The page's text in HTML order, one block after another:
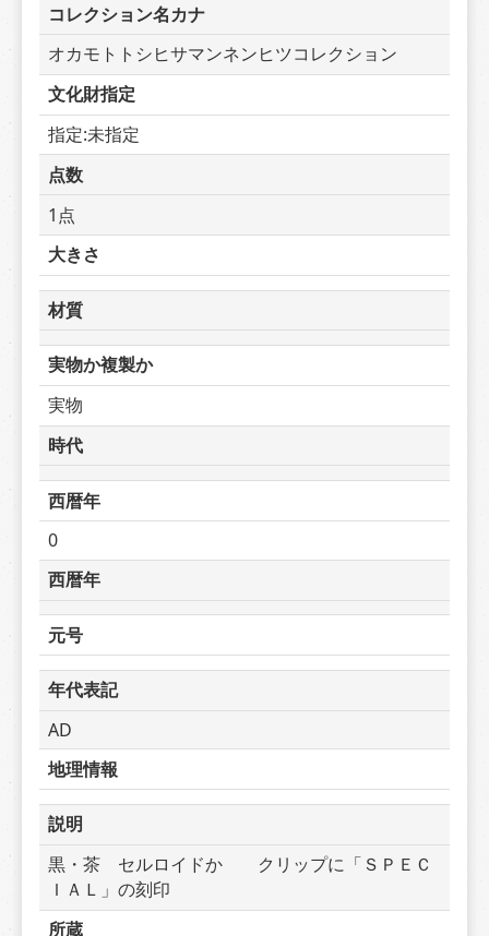
コレクション名カナ
オカモトトシヒサマンネンヒツコレクション
文化財指定
指定:未指定
点数
1点
大きさ
材質
実物か複製か
実物
時代
西暦年
0
西暦年
元号
年代表記
AD
地理情報
説明
黒・茶　セルロイドか　　クリップに「ＳＰＥＣ
ＩＡＬ」の刻印
所蔵